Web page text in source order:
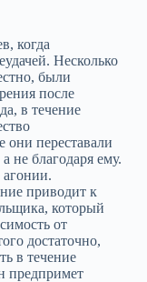
когда
Несколько
были
после
в течение
они переставали
не благодаря ему.
приводит к
который
от
достаточно,
в течение
предпримет